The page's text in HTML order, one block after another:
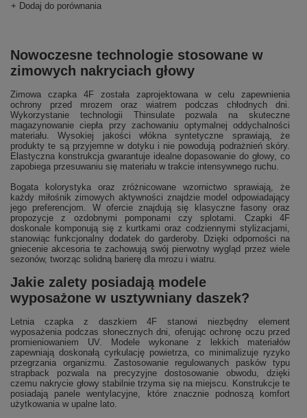
+ Dodaj do porównania
Nowoczesne technologie stosowane w
zimowych nakryciach głowy
Zimowa czapka 4F została zaprojektowana w celu zapewnienia
ochrony przed mrozem oraz wiatrem podczas chłodnych dni.
Wykorzystanie technologii Thinsulate pozwala na skuteczne
magazynowanie ciepła przy zachowaniu optymalnej oddychalności
materiału. Wysokiej jakości włókna syntetyczne sprawiają, że
produkty te są przyjemne w dotyku i nie powodują podrażnień skóry.
Elastyczna konstrukcja gwarantuje idealne dopasowanie do głowy, co
zapobiega przesuwaniu się materiału w trakcie intensywnego ruchu.
Bogata kolorystyka oraz zróżnicowane wzornictwo sprawiają, że
każdy miłośnik zimowych aktywności znajdzie model odpowiadający
jego preferencjom. W ofercie znajdują się klasyczne fasony oraz
propozycje z ozdobnymi pomponami czy splotami. Czapki 4F
doskonale komponują się z kurtkami oraz codziennymi stylizacjami,
stanowiąc funkcjonalny dodatek do garderoby. Dzięki odporności na
gniecenie akcesoria te zachowują swój pierwotny wygląd przez wiele
sezonów, tworząc solidną barierę dla mrozu i wiatru.
Jakie zalety posiadają modele
wyposażone w usztywniany daszek?
Letnia czapka z daszkiem 4F stanowi niezbędny element
wyposażenia podczas słonecznych dni, oferując ochronę oczu przed
promieniowaniem UV. Modele wykonane z lekkich materiałów
zapewniają doskonałą cyrkulację powietrza, co minimalizuje ryzyko
przegrzania organizmu. Zastosowanie regulowanych pasków typu
strapback pozwala na precyzyjne dostosowanie obwodu, dzięki
czemu nakrycie głowy stabilnie trzyma się na miejscu. Konstrukcje te
posiadają panele wentylacyjne, które znacznie podnoszą komfort
użytkowania w upalne lato.